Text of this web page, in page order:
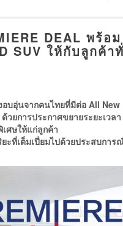
DEAL พร้อม
SUV ให้กับลูกค้า
บอุ่นจากคนไทยที่มีต่อ All New
วยการประกาศขยายระยะเวลา
ศษให้แก่ลูกค้า
ะที่เต็มเปี่ยมไปด้วยประสบการ